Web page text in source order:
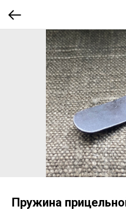
Пружина